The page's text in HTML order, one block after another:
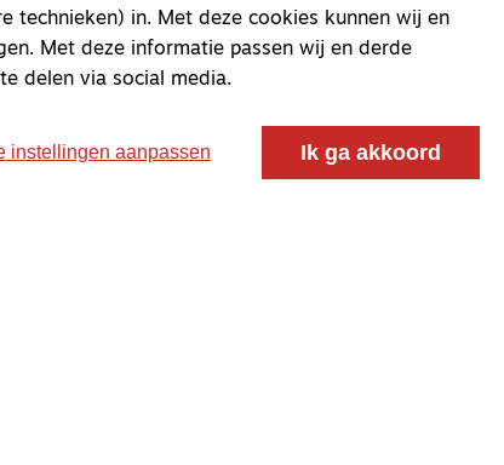
vorming en gesprek voor christenen
Nederlandse Gereformeerde Kerken.
technieken) in. Met deze cookies kunnen wij en
Met deze informatie passen wij en derde
delen via social media.
instellingen aanpassen Ik ga akkoord